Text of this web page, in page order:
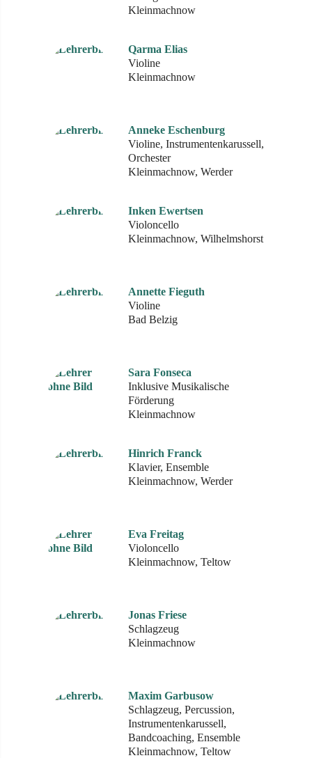
Kleinmachnow
Qarma Elias
Violine
Kleinmachnow
Anneke Eschenburg
Violine, Instrumentenkarussell,
Orchester
Kleinmachnow, Werder
Inken Ewertsen
Violoncello
Kleinmachnow, Wilhelmshorst
Annette Fieguth
Violine
Bad Belzig
Sara Fonseca
Inklusive Musikalische
Förderung
Kleinmachnow
Hinrich Franck
Klavier, Ensemble
Kleinmachnow, Werder
Eva Freitag
Violoncello
Kleinmachnow, Teltow
Jonas Friese
Schlagzeug
Kleinmachnow
Maxim Garbusow
Schlagzeug, Percussion,
Instrumentenkarussell,
Bandcoaching, Ensemble
Kleinmachnow, Teltow